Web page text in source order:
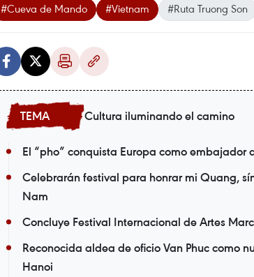
#Cueva de Mando #Vietnam #Ruta Truong Son
Cultura iluminando el camino
El “pho” conquista Europa como embajador
Celebrarán festival para honrar mi Quang,
Nam
Concluye Festival Internacional de Artes
Reconocida aldea de oficio Van Phuc como
Hanoi